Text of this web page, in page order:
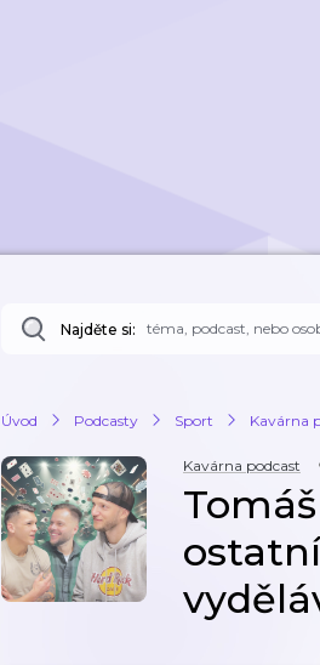
Najděte si:
Úvod Podcasty Sport Kavárna
Kavárna podcast